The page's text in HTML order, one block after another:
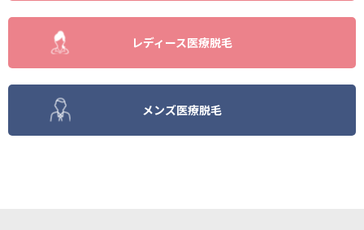
レディース医療脱毛
メンズ医療脱毛